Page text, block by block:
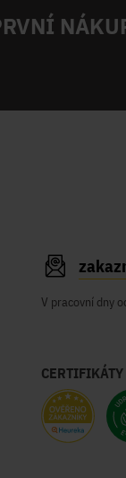
V pracovní dny
CERTIFIKÁTY